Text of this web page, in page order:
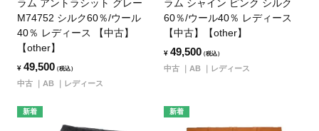
ラム アントラシット グレー
M74752 シルク60％/ウール
40％ レディース 【中古】
【other】
¥ 49,500（税込）
中古 AB レディース
ラム シャイン ピンク シルク
60％/ウール40％ レディース
【中古】【other】
¥ 49,500（税込）
中古 AB レディース
新着 新着